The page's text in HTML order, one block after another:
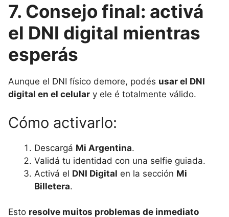
7. Consejo final: activá
el DNI digital mientras
esperás
Aunque el DNI físico demore, podés usar el DNI
digital en el celular y ele é totalmente válido.
Cómo activarlo:
Descargá Mi Argentina.
Validá tu identidad con una selfie guiada.
Activá el DNI Digital en la sección Mi
Billetera.
Esto resolve muitos problemas de inmediato